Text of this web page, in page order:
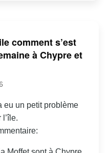
comment s’est
à Chypre et
un petit problème